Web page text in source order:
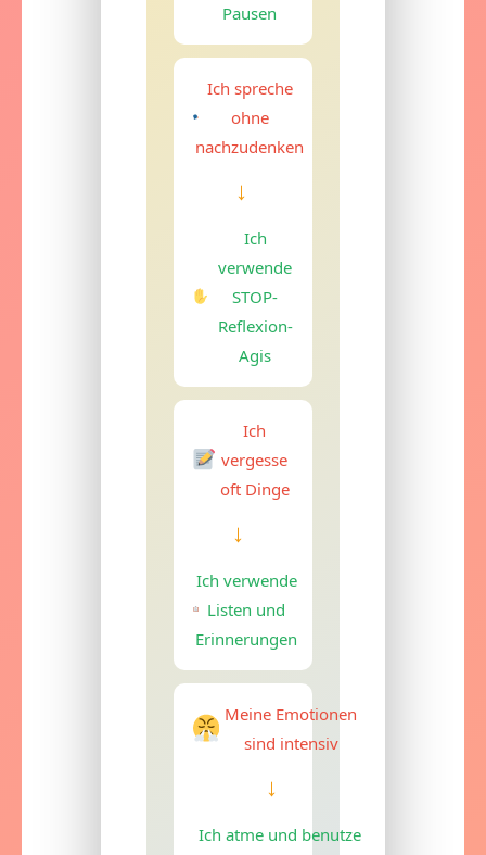
Pausen
Ich spreche
ohne
nachzudenken
→
Ich
verwende
STOP-
Reflexion-
Agis
Ich
vergesse
oft Dinge
→
Ich verwende
Listen und
Erinnerungen
Meine Emotionen
sind intensiv
→
Ich atme und benutze